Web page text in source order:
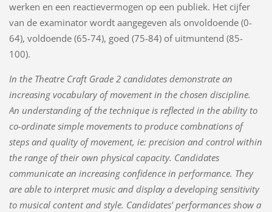
werken en een reactievermogen op een publiek. Het cijfer
van de examinator wordt aangegeven als onvoldoende (0-
64), voldoende (65-74), goed (75-84) of uitmuntend (85-
100).
In the Theatre Craft Grade 2 candidates demonstrate an
increasing vocabulary of movement in the chosen discipline.
An understanding of the technique is reflected in the ability to
co-ordinate simple movements to produce combnations of
steps and quality of movement, ie: precision and control within
the range of their own physical capacity. Candidates
communicate an increasing confidence in performance. They
are able to interpret music and display a developing sensitivity
to musical content and style. Candidates' performances show a